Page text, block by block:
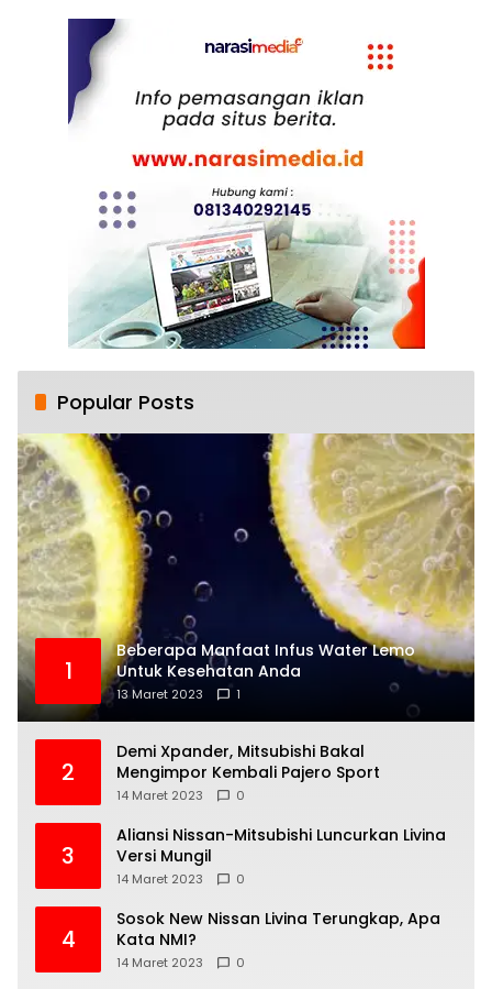
Popular Posts
1
Beberapa Manfaat Infus Water Lemo
Untuk Kesehatan Anda
13 Maret 2023 1
2
Demi Xpander, Mitsubishi Bakal
Mengimpor Kembali Pajero Sport
14 Maret 2023 0
3
Aliansi Nissan-Mitsubishi Luncurkan Livina
Versi Mungil
14 Maret 2023 0
4
Sosok New Nissan Livina Terungkap, Apa
Kata NMI?
14 Maret 2023 0